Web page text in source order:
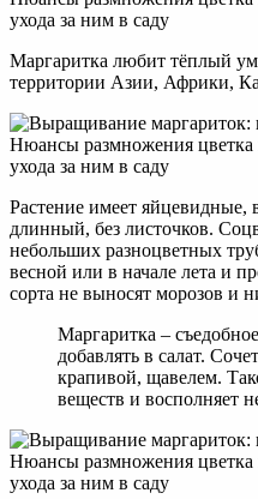
Маргаритка любит тёплый
территории Азии, Африки,
Растение имеет яйцевидные,
длинный, без листочков.
небольших разноцветных
весной или в начале лета и
сорта не выносят морозов и
Маргаритка –
добавлять в салат.
крапивой, щавелем.
веществ и восполняет